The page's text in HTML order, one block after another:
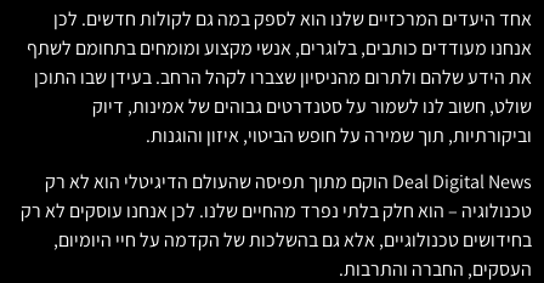
אחד היעדים המרכזיים שלנו הוא לספק במה גם לקולות חדשים. לכן
אנחנו מעודדים כותבים, בלוגרים, אנשי מקצוע ומומחים בתחומם לשתף
את הידע שלהם ולתרום מהניסיון שצברו לקהל הרחב. בעידן שבו התוכן
שולט, חשוב לנו לשמור על סטנדרטים גבוהים של אמינות, דיוק
וביקורתיות, תוך שמירה על חופש הביטוי, איזון והוגנות.
Deal Digital News הוקם מתוך תפיסה שהעולם הדיגיטלי הוא לא רק
טכנולוגיה – הוא חלק בלתי נפרד מהחיים שלנו. לכן אנחנו עוסקים לא רק
בחידושים טכנולוגיים, אלא גם בהשלכות של הקדמה על חיי היומיום,
העסקים, החברה והתרבות.